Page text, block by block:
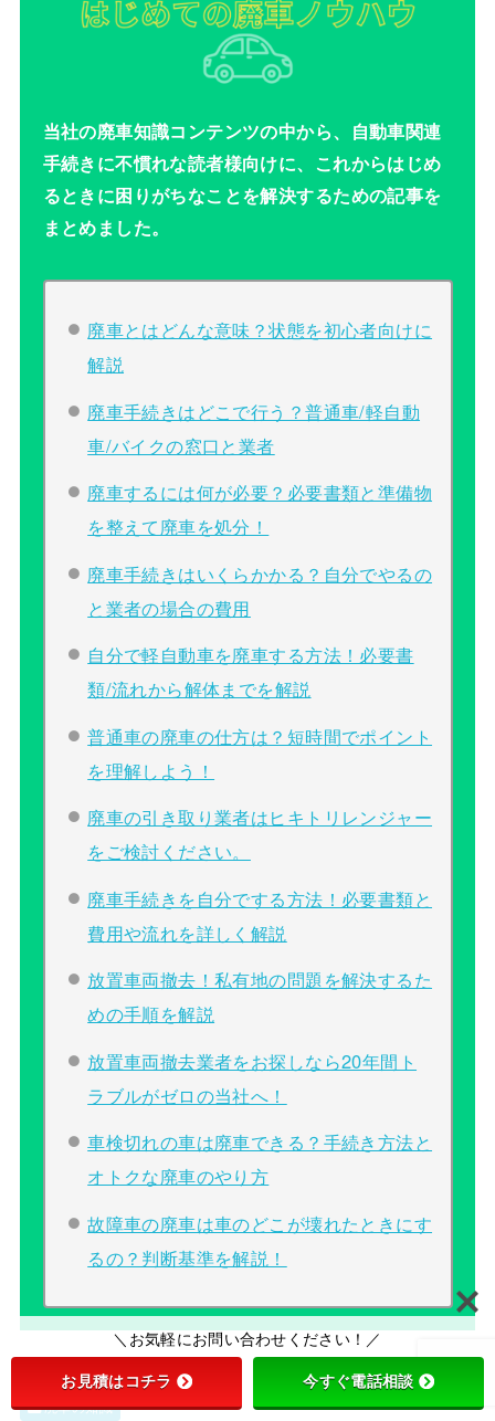
当社の廃車知識コンテンツの中から、自動車関連
手続きに不慣れな読者様向けに、これからはじめ
るときに困りがちなことを解決するための記事を
まとめました。
廃車とはどんな意味？状態を初心者向けに
解説
廃車手続きはどこで行う？普通車/軽自動
車/バイクの窓口と業者
廃車するには何が必要？必要書類と準備物
を整えて廃車を処分！
廃車手続きはいくらかかる？自分でやるの
と業者の場合の費用
自分で軽自動車を廃車する方法！必要書
類/流れから解体までを解説
普通車の廃車の仕方は？短時間でポイント
を理解しよう！
廃車の引き取り業者はヒキトリレンジャー
をご検討ください。
廃車手続きを自分でする方法！必要書類と
費用や流れを詳しく解説
放置車両撤去！私有地の問題を解決するた
めの手順を解説
放置車両撤去業者をお探しなら20年間ト
ラブルがゼロの当社へ！
車検切れの車は廃車できる？手続き方法と
オトクな廃車のやり方
故障車の廃車は車のどこが壊れたときにす
るの？判断基準を解説！
廃車の知識
＼お気軽にお問い合わせください！／
お見積はコチラ 今すぐ電話相談